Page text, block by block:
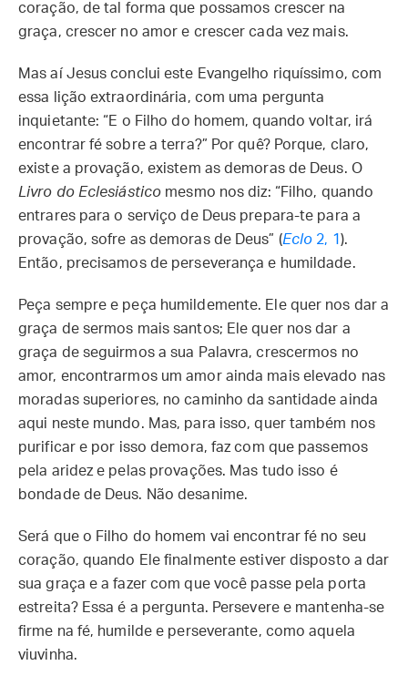
coração, de tal forma que possamos crescer na
graça, crescer no amor e crescer cada vez mais.
Mas aí Jesus conclui este Evangelho riquíssimo, com
essa lição extraordinária, com uma pergunta
inquietante: “E o Filho do homem, quando voltar, irá
encontrar fé sobre a terra?” Por quê? Porque, claro,
existe a provação, existem as demoras de Deus. O
Livro do Eclesiástico mesmo nos diz: “Filho, quando
entrares para o serviço de Deus prepara-te para a
provação, sofre as demoras de Deus” (Eclo 2, 1 ).
Então, precisamos de perseverança e humildade.
Peça sempre e peça humildemente. Ele quer nos dar a
graça de sermos mais santos; Ele quer nos dar a
graça de seguirmos a sua Palavra, crescermos no
amor, encontrarmos um amor ainda mais elevado nas
moradas superiores, no caminho da santidade ainda
aqui neste mundo. Mas, para isso, quer também nos
purificar e por isso demora, faz com que passemos
pela aridez e pelas provações. Mas tudo isso é
bondade de Deus. Não desanime.
Será que o Filho do homem vai encontrar fé no seu
coração, quando Ele finalmente estiver disposto a dar
sua graça e a fazer com que você passe pela porta
estreita? Essa é a pergunta. Persevere e mantenha-se
firme na fé, humilde e perseverante, como aquela
viuvinha.